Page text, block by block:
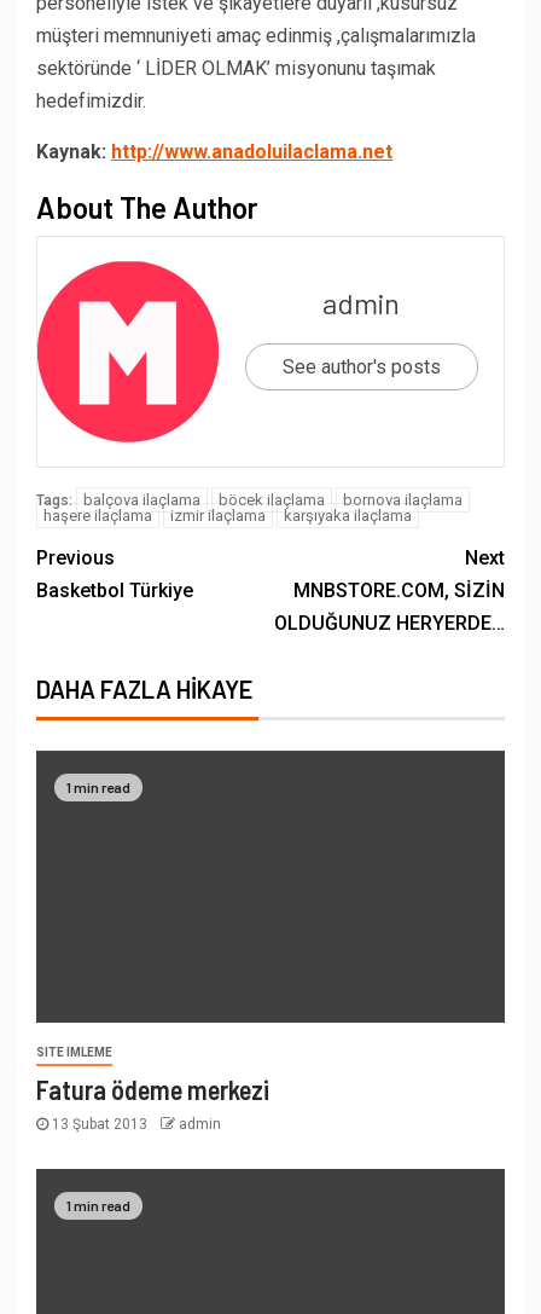
müşteri memnuniyeti amaç edinmiş ,çalışmalarımızla
sektöründe ‘ LİDER OLMAK’ misyonunu taşımak
hedefimizdir.
Kaynak: http://www.anadoluilaclama.net
About The Author
admin
See author's posts
Tags: balçova ilaçlama böcek ilaçlama
bornova ilaçlama
haşere ilaçlama
izmir ilaçlama karşıyaka ilaçlama
Previous
Basketbol Türkiye
Next
MNBSTORE.COM, SİZİN
OLDUĞUNUZ HERYERDE…
DAHA FAZLA HIKAYE
1 min read
SITE IMLEME
Fatura ödeme merkezi
13 Şubat 2013 admin
1 min read